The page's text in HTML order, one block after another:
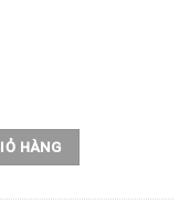
trụ tròn vân nổi | IP-
HÀNG